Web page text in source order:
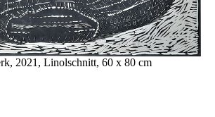
2021, Linolschnitt, 60 x 80 cm